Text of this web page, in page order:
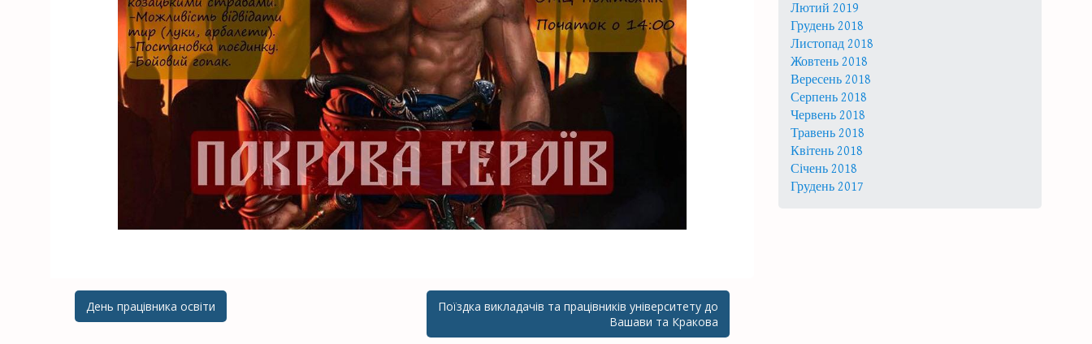
Post navigation
День працівника освіти
Поїздка викладачів та працівників університету до
Вашави та Кракова
Лютий 2019
Грудень 2018
Листопад 2018
Жовтень 2018
Вересень 2018
Серпень 2018
Червень 2018
Травень 2018
Квітень 2018
Січень 2018
Грудень 2017